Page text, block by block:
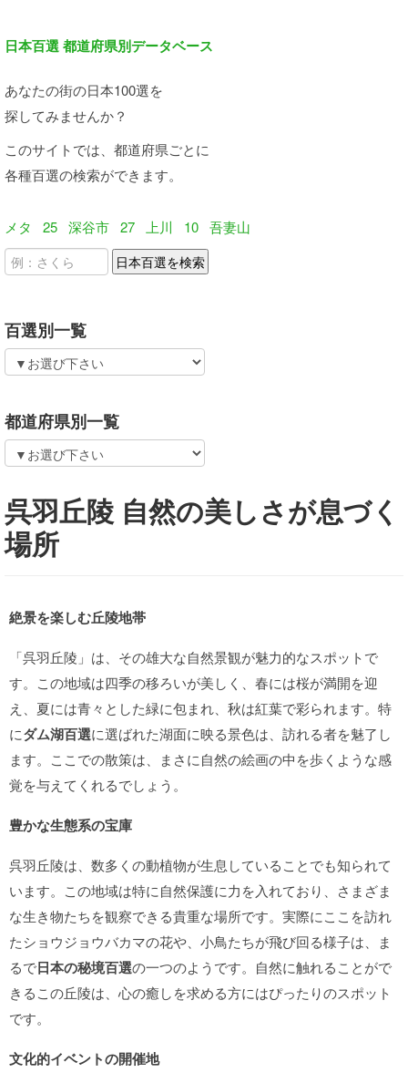
日本百選 都道府県別データベース
あなたの街の日本100選を
探してみませんか？
このサイトでは、都道府県ごとに
各種百選の検索ができます。
メタ 25 深谷市 27 上川 10 吾妻山
百選別一覧
都道府県別一覧
呉羽丘陵 自然の美しさが息づく
場所
絶景を楽しむ丘陵地帯
「呉羽丘陵」は、その雄大な自然景観が魅力的なスポットで
す。この地域は四季の移ろいが美しく、春には桜が満開を迎
え、夏には青々とした緑に包まれ、秋は紅葉で彩られます。特
にダム湖百選に選ばれた湖面に映る景色は、訪れる者を魅了し
ます。ここでの散策は、まさに自然の絵画の中を歩くような感
覚を与えてくれるでしょう。
豊かな生態系の宝庫
呉羽丘陵は、数多くの動植物が生息していることでも知られて
います。この地域は特に自然保護に力を入れており、さまざま
な生き物たちを観察できる貴重な場所です。実際にここを訪れ
たショウジョウバカマの花や、小鳥たちが飛び回る様子は、ま
るで日本の秘境百選の一つのようです。自然に触れることがで
きるこの丘陵は、心の癒しを求める方にはぴったりのスポット
です。
文化的イベントの開催地